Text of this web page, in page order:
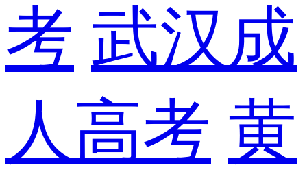
考 武汉成
人高考 黄